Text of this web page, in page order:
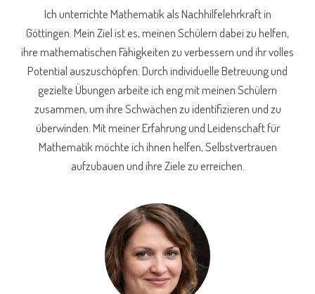
Ich unterrichte Mathematik als Nachhilfelehrkraft in
Göttingen. Mein Ziel ist es, meinen Schülern dabei zu helfen,
ihre mathematischen Fähigkeiten zu verbessern und ihr volles
Potential auszuschöpfen. Durch individuelle Betreuung und
gezielte Übungen arbeite ich eng mit meinen Schülern
zusammen, um ihre Schwächen zu identifizieren und zu
überwinden. Mit meiner Erfahrung und Leidenschaft für
Mathematik möchte ich ihnen helfen, Selbstvertrauen
aufzubauen und ihre Ziele zu erreichen.